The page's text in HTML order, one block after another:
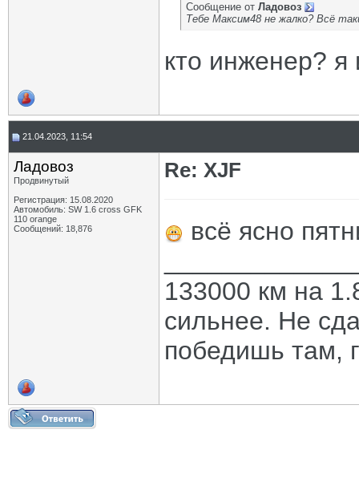
Сообщение от Ладовоз
Тебе Максим48 не жалко? Всё
кто инженер?
21.04.2023, 11:54
Ладовоз
Продвинутый
Регистрация: 15.08.2020
Автомобиль: SW 1.6 cross GFK
110 orange
Сообщений: 18,876
Re: XJF
всё ясно
133000 км на
сильнее. Не
победишь там,